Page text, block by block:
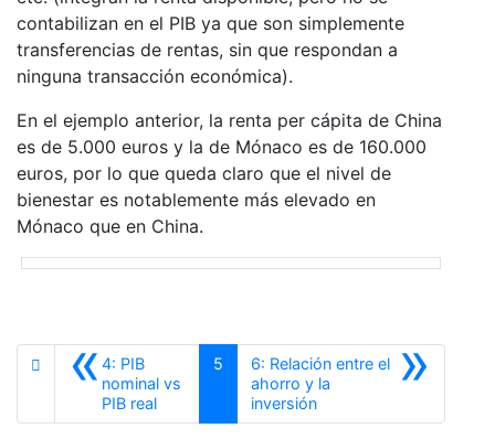
contabilizan en el PIB ya que son simplemente
transferencias de rentas, sin que respondan a
ninguna transacción económica).
En el ejemplo anterior, la renta per cápita de China
es de 5.000 euros y la de Mónaco es de 160.000
euros, por lo que queda claro que el nivel de
bienestar es notablemente más elevado en
Mónaco que en China.
«4: PIB
nominal vs
PIB realAnterior
5 »
6: Relación entre el
ahorro y la
inversiónSiguiente